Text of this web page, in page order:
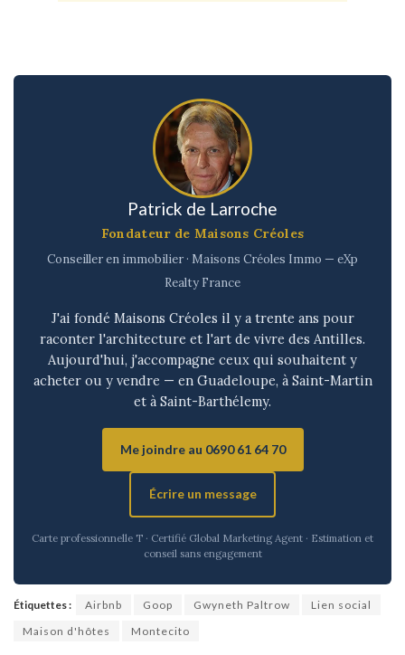
Patrick de Larroche
Fondateur de Maisons Créoles
Conseiller en immobilier · Maisons Créoles Immo — eXp
Realty France
J'ai fondé Maisons Créoles il y a trente ans pour
raconter l'architecture et l'art de vivre des Antilles.
Aujourd'hui, j'accompagne ceux qui souhaitent y
acheter ou y vendre — en Guadeloupe, à Saint-Martin
et à Saint-Barthélemy.
Me joindre au 0690 61 64 70
Écrire un message
Carte professionnelle T · Certifié Global Marketing Agent · Estimation et
conseil sans engagement
Étiquettes : Airbnb Goop Gwyneth Paltrow
Lien social
Maison d'hôtes
Montecito